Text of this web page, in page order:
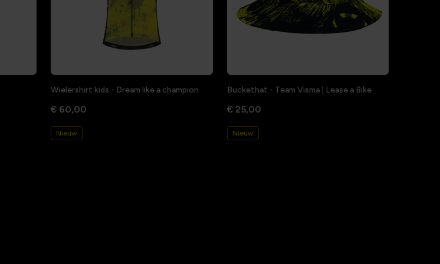
Wielershirt kids - Dream like a champion
€ 60,00
Nieuw
Buckethat - Team Visma | Lease a Bike
€ 25,00
Nieuw